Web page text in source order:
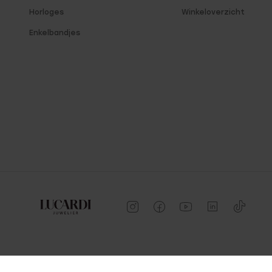
Horloges
Enkelbandjes
Winkeloverzicht